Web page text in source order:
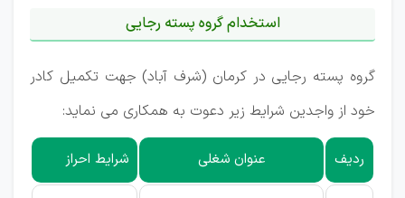
استخدام گروه پسته رجایی
گروه پسته رجایی در کرمان (شرف آباد) جهت تکمیل کادر
خود از واجدین شرایط زیر دعوت به همکاری می نماید:
ردیف عنوان شغلی شرایط احراز